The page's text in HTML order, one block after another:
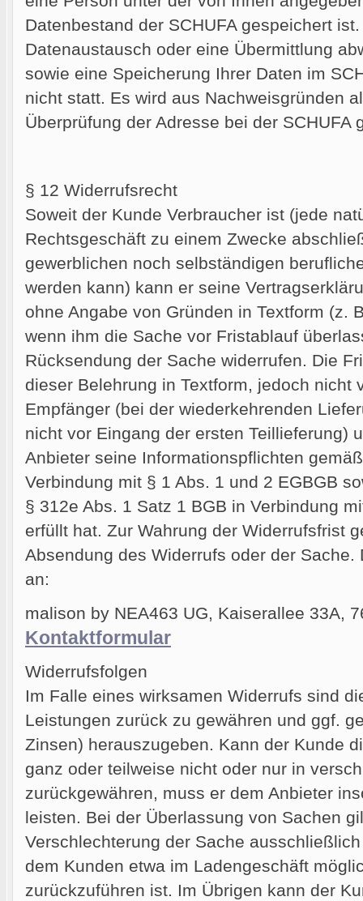
Datenbestand der SCHUFA gespeichert
Datenaustausch oder eine Übermittlung
sowie eine Speicherung Ihrer Daten im
nicht statt. Es wird aus Nachweisgründen
Überprüfung der Adresse bei der SCHUFA
§ 12 Widerrufsrecht
Soweit der Kunde Verbraucher ist (jede
Rechtsgeschäft zu einem Zwecke
gewerblichen noch selbständigen
werden kann) kann er seine
ohne Angabe von Gründen in Textform (z.
wenn ihm die Sache vor Fristablauf
Rücksendung der Sache widerrufen. Die
dieser Belehrung in Textform, jedoch nicht
Empfänger (bei der wiederkehrenden
nicht vor Eingang der ersten Teillieferung)
Anbieter seine Informationspflichten
Verbindung mit § 1 Abs. 1 und 2 EGBGB
§ 312e Abs. 1 Satz 1 BGB in Verbindung
erfüllt hat. Zur Wahrung der Widerrufsfrist
Absendung des Widerrufs oder der
an:
malison by NEA463 UG, Kaiserallee 33A,
Kontaktformular
Widerrufsfolgen
Im Falle eines wirksamen Widerrufs sind
Leistungen zurück zu gewähren und ggf.
Zinsen) herauszugeben. Kann der Kunde
ganz oder teilweise nicht oder nur in
zurückgewähren, muss er dem Anbieter
leisten. Bei der Überlassung von Sachen
Verschlechterung der Sache
dem Kunden etwa im Ladengeschäft
zurückzuführen ist. Im Übrigen kann der